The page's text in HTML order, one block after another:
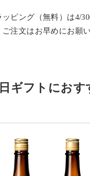
ピング（無料）は4/
ご注文はお早めにお願
日ギフトにおす